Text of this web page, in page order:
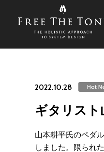
2022.10.28 Hot
ギタリスト
山本耕平氏のペダ
しました。限られ